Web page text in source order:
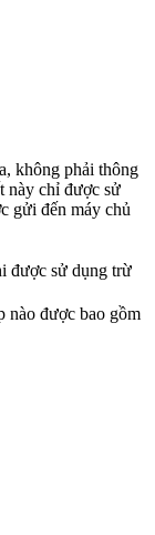
không phải thông
này chỉ được sử
gửi đến máy chủ
được sử dụng trừ
nào được bao gồm